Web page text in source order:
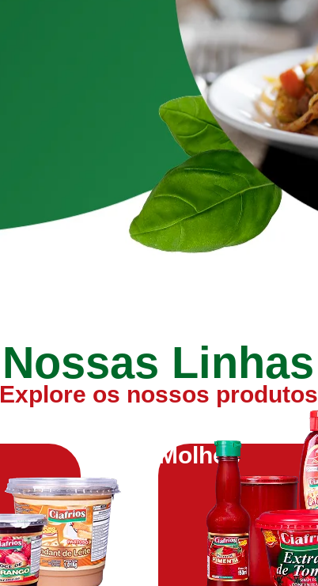
Nossas Linhas
Explore os nossos produtos
Molhos